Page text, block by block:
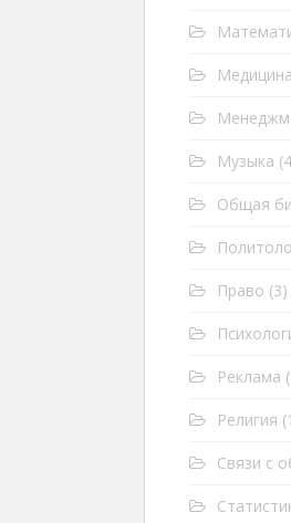
Медицина
Музыка
Общая
Право (3)
Реклама
Религия
Связи с